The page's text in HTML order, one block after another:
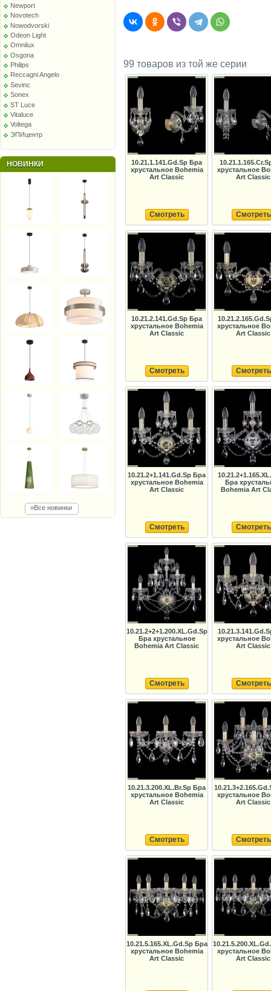
Newport
Novotech
Nowodvorski
Odeon Light
Omnilux
Osgona
Philips
Reccagni Angelo
Sevinc
Sonex
ST Luce
Vitaluce
Voltega
ЭПИцентр
НОВИНКИ
»Все новинки
99 товаров из той же серии
10.21.1.141.Gd.Sp Бра
хрустальное Bohemia
Art Classic
Смотреть
хрустальное
Art Classic
Смотреть
10.21.2.141.Gd.Sp Бра
хрустальное Bohemia
Art Classic
Смотреть
хрустальное
Art Classic
Смотреть
10.21.2+1.141.Gd.Sp Бра
хрустальное Bohemia
Art Classic
Смотреть
Бра
Bohemia Art
Смотреть
10.21.2+2+1.200.XL.Gd.Sp
Бра хрустальное
Bohemia Art Classic
Смотреть
хрустальное
Art Classic
Смотреть
10.21.3.200.XL.Br.Sp Бра
хрустальное Bohemia
Art Classic
Смотреть
хрустальное
Art Classic
Смотреть
10.21.5.165.XL.Gd.Sp Бра
хрустальное Bohemia
Art Classic
хрустальное
Art Classic